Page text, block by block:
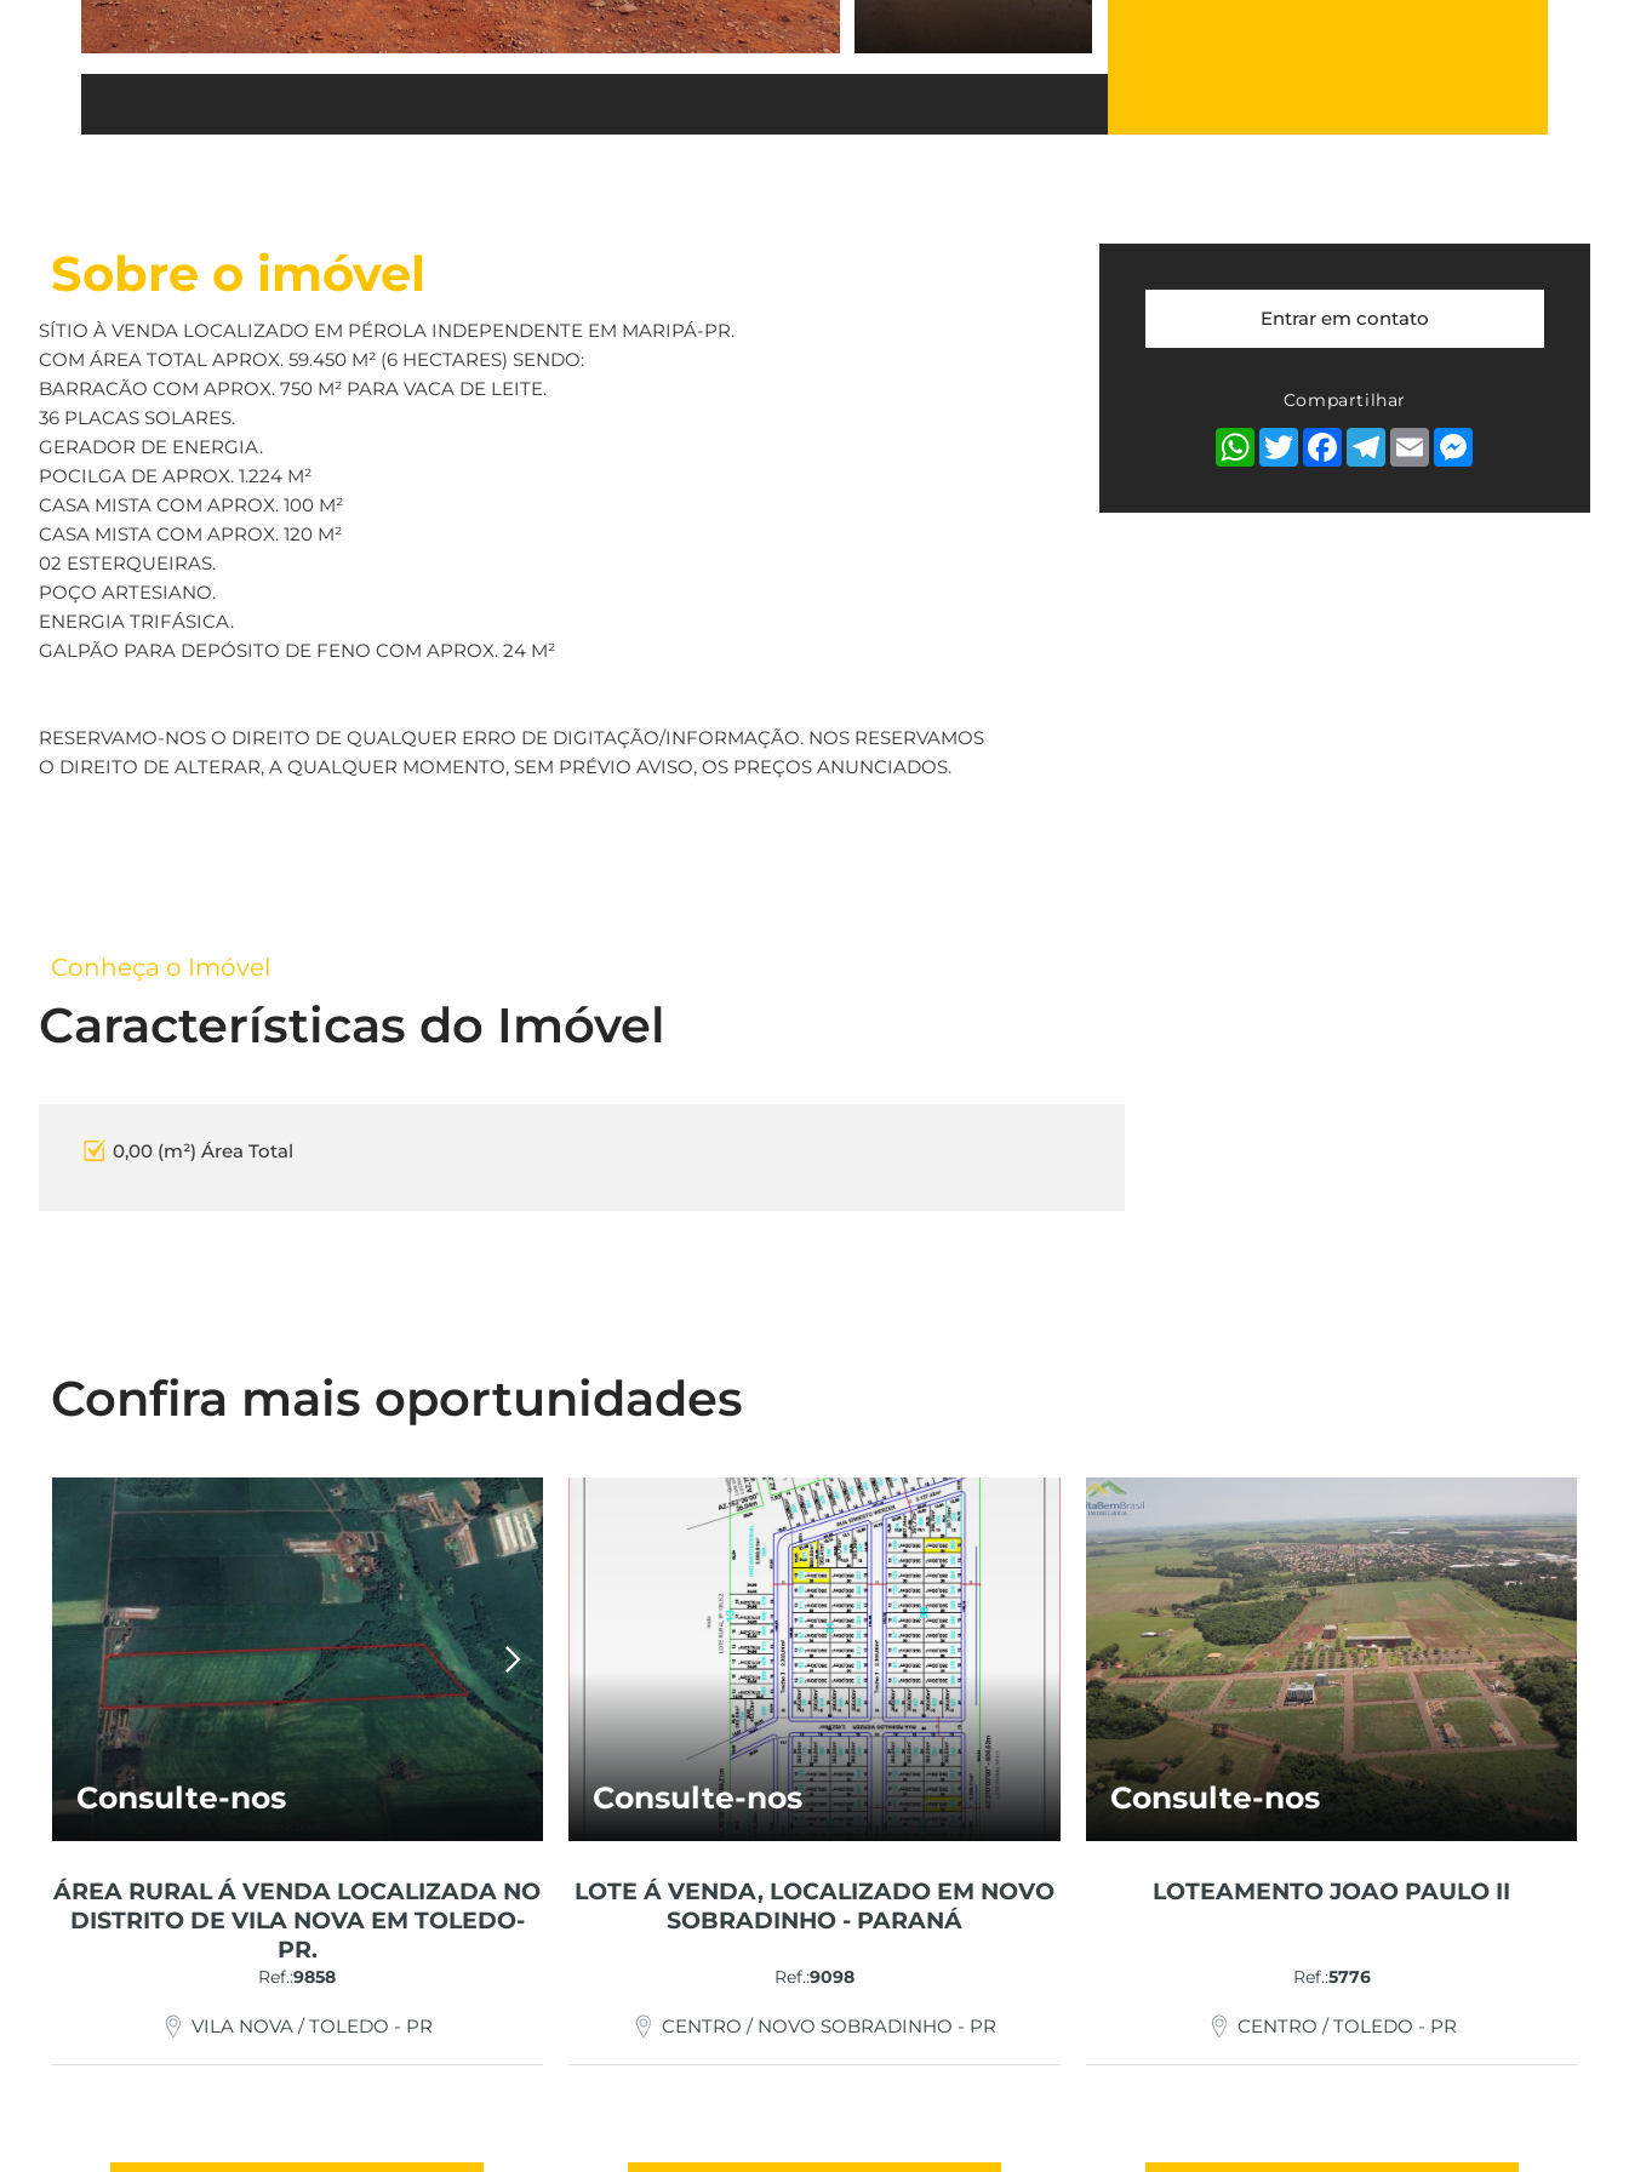
Sobre o imóvel
SÍTIO À VENDA LOCALIZADO EM PÉROLA INDEPENDENTE EM MARIPÁ-PR.
COM ÁREA TOTAL APROX. 59.450 M² (6 HECTARES) SENDO:
BARRACÃO COM APROX. 750 M² PARA VACA DE LEITE.
36 PLACAS SOLARES.
GERADOR DE ENERGIA.
POCILGA DE APROX. 1.224 M²
CASA MISTA COM APROX. 100 M²
CASA MISTA COM APROX. 120 M²
02 ESTERQUEIRAS.
POÇO ARTESIANO.
ENERGIA TRIFÁSICA.
GALPÃO PARA DEPÓSITO DE FENO COM APROX. 24 M²
RESERVAMO-NOS O DIREITO DE QUALQUER ERRO DE DIGITAÇÃO/INFORMAÇÃO. NOS RESERVAMOS
O DIREITO DE ALTERAR, A QUALQUER MOMENTO, SEM PRÉVIO AVISO, OS PREÇOS ANUNCIADOS.
Entrar em contato
Compartilhar
WhatsApp
TwitterFacebook
Telegram
Email
Conheça o Imóvel
Características do Imóvel
0,00 (m²) Área Total
Confira mais oportunidades
Consulte-nos
ÁREA RURAL Á VENDA LOCALIZADA NO
DISTRITO DE VILA NOVA EM TOLEDO-
PR.
Ref.:9858
VILA NOVA / TOLEDO - PR
Consulte-nos
LOTE Á VENDA, LOCALIZADO EM NOVO
SOBRADINHO - PARANÁ
Ref.:9098
CENTRO / NOVO SOBRADINHO - PR
Consulte-nos
LOTEAMENTO JOAO PAULO II
Ref.:5776
CENTRO / TOLEDO - PR